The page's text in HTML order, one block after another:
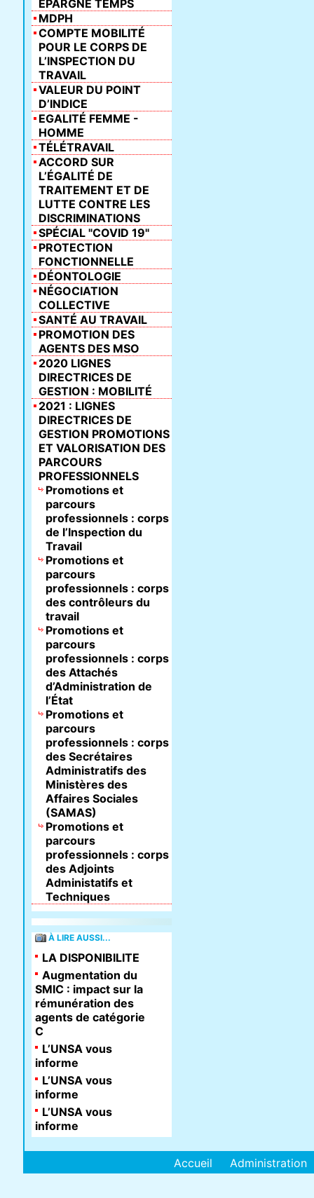
ÉPARGNE TEMPS
MDPH
COMPTE MOBILITÉ
POUR LE CORPS DE
L’INSPECTION DU
TRAVAIL
VALEUR DU POINT
D’INDICE
EGALITÉ FEMME -
HOMME
TÉLÉTRAVAIL
ACCORD SUR
L’ÉGALITÉ DE
TRAITEMENT ET DE
LUTTE CONTRE LES
DISCRIMINATIONS
SPÉCIAL "COVID 19"
PROTECTION
FONCTIONNELLE
DÉONTOLOGIE
NÉGOCIATION
COLLECTIVE
SANTÉ AU TRAVAIL
PROMOTION DES
AGENTS DES MSO
2020 LIGNES
DIRECTRICES DE
GESTION : MOBILITÉ
2021 : LIGNES
DIRECTRICES DE
GESTION PROMOTIONS
ET VALORISATION DES
PARCOURS
PROFESSIONNELS
Promotions et
parcours
professionnels : corps
de l’Inspection du
Travail
Promotions et
parcours
professionnels : corps
des contrôleurs du
travail
Promotions et
parcours
professionnels : corps
des Attachés
d’Administration de
l’État
Promotions et
parcours
professionnels : corps
des Secrétaires
Administratifs des
Ministères des
Affaires Sociales
(SAMAS)
Promotions et
parcours
professionnels : corps
des Adjoints
Administatifs et
Techniques
À LIRE AUSSI...
LA DISPONIBILITE
Augmentation du
SMIC : impact sur la
rémunération des
agents de catégorie
C
L’UNSA vous
informe
L’UNSA vous
informe
L’UNSA vous
informe
Accueil Administration